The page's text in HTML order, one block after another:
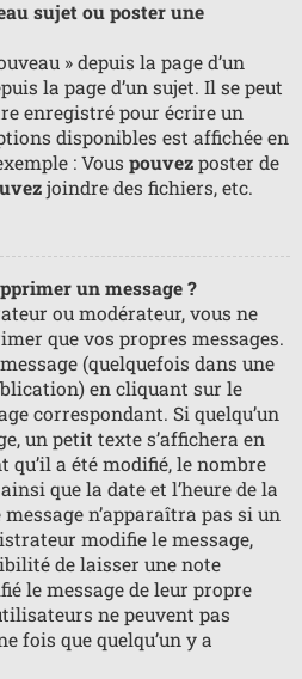
sujet ou poster une
» depuis la page d’un
la page d’un sujet. Il se peut
enregistré pour écrire un
disponibles est affichée en
: Vous pouvez poster de
joindre des fichiers, etc.
un message ?
ou modérateur, vous ne
que vos propres messages.
(quelquefois dans une
en cliquant sur le
correspondant. Si quelqu’un
un petit texte s’affichera en
qu’il a été modifié, le nombre
que la date et l’heure de la
n’apparaîtra pas si un
modifie le message,
de laisser une note
le message de leur propre
ne peuvent pas
fois que quelqu’un y a